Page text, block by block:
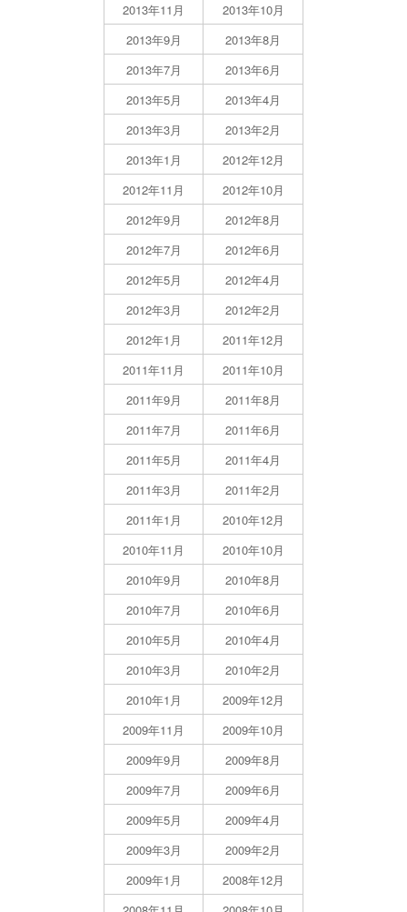
2013年11月
2013年10月
2013年9月
2013年8月
2013年7月
2013年6月
2013年5月
2013年4月
2013年3月
2013年2月
2013年1月
2012年12月
2012年11月
2012年10月
2012年9月
2012年8月
2012年7月
2012年6月
2012年5月
2012年4月
2012年3月
2012年2月
2012年1月
2011年12月
2011年11月
2011年10月
2011年9月
2011年8月
2011年7月
2011年6月
2011年5月
2011年4月
2011年3月
2011年2月
2011年1月
2010年12月
2010年11月
2010年10月
2010年9月
2010年8月
2010年7月
2010年6月
2010年5月
2010年4月
2010年3月
2010年2月
2010年1月
2009年12月
2009年11月
2009年10月
2009年9月
2009年8月
2009年7月
2009年6月
2009年5月
2009年4月
2009年3月
2009年2月
2009年1月
2008年12月